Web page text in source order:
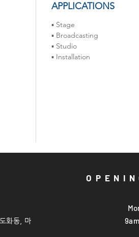
APPLICATIONS
▪ Stage
▪ Broadcasting
▪ Studio
▪ Installation
화동, 마